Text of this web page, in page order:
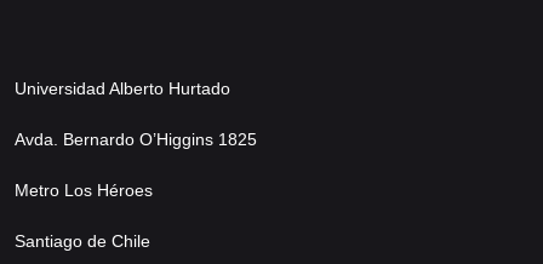
Universidad Alberto Hurtado
Avda. Bernardo O’Higgins 1825
Metro Los Héroes
Santiago de Chile